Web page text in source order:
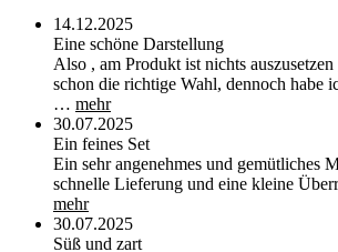
14.12.2025
Eine schöne Darstellung
Also , am Produkt ist nichts
schon die richtige Wahl, dennoch habe
… mehr
30.07.2025
Ein feines Set
Ein sehr angenehmes und gemütliches
schnelle Lieferung und eine kleine
mehr
30.07.2025
Süß und zart